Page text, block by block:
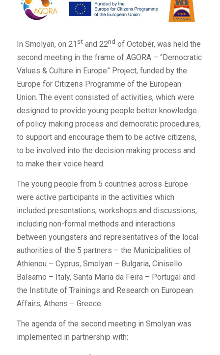
In Smolyan, on 21 stand 22nd of October, was held the
second meeting in the frame of AGORA – “Democratic
Values & Culture in Europe” Project, funded by the
Europe for Citizens Programme of the European
Union. The event consisted of activities, which were
designed to provide young people better knowledge
of policy making process and democratic procedures,
to support and encourage them to be active citizens,
to be involved into the decision making process and
to make their voice heard.
The young people from 5 countries across Europe
were active participants in the activities which
included presentations, workshops and discussions,
including non-formal methods and interactions
between youngsters and representatives of the local
authorities of the 5 partners – the Municipalities of
Athienou – Cyprus, Smolyan – Bulgaria, Cinisello
Balsamo – Italy, Santa Maria da Feira – Portugal and
the Institute of Trainings and Research on European
Affairs, Athens – Greece.
The agenda of the second meeting in Smolyan was
implemented in partnership with: